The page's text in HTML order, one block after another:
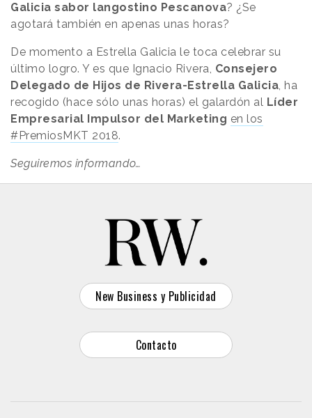
Galicia sabor langostino Pescanova? ¿Se
agotará también en apenas unas horas?
De momento a Estrella Galicia le toca celebrar su
último logro. Y es que Ignacio Rivera, Consejero
Delegado de Hijos de Rivera-Estrella Galicia, ha
recogido (hace sólo unas horas) el galardón al Líder
Empresarial Impulsor del Marketing en los
#PremiosMKT 2018.
Seguiremos informando…
New Business y Publicidad
Contacto